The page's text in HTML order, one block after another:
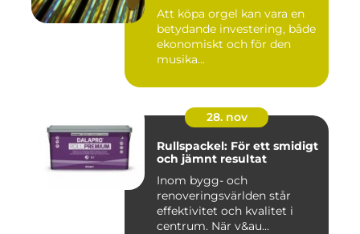
Att köpa orgel kan vara en
betydande investering, både
ekonomiskt och för den
musika...
28. nov
Rullspackel: För ett smidigt
och jämnt resultat
Inom bygg- och
renoveringsvärlden står
effektivitet och kvalitet i
centrum. När v&au...